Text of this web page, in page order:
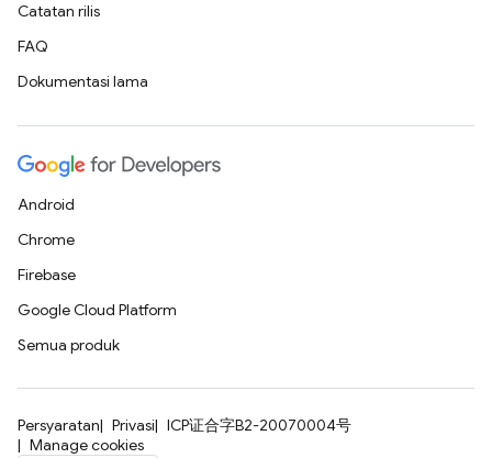
Catatan rilis
FAQ
Dokumentasi lama
Android
Chrome
Firebase
Google Cloud Platform
Semua produk
Persyaratan Privasi
ICP证合字B2-20070004号
Manage cookies